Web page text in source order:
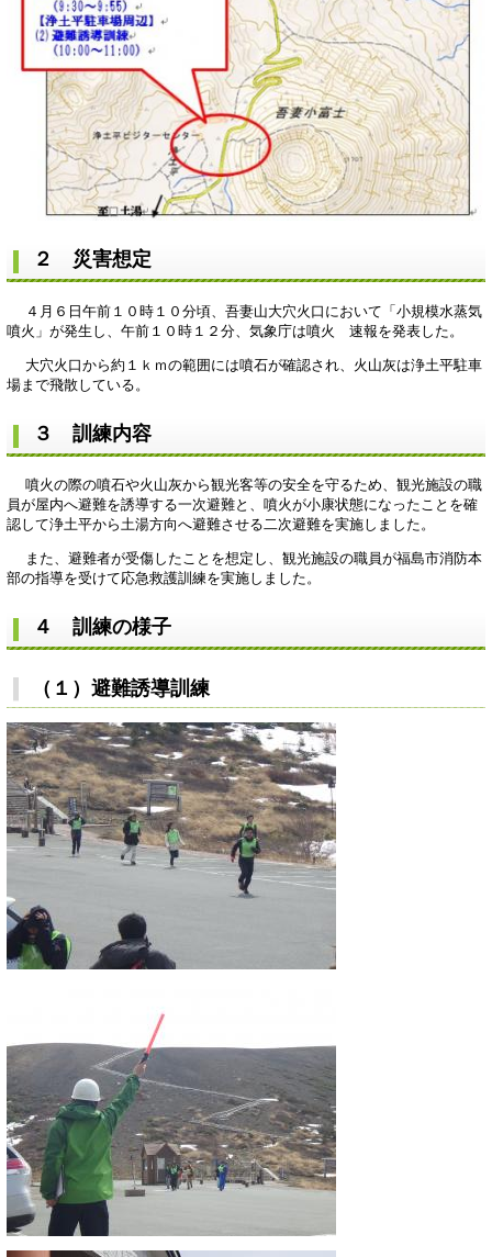
２ 災害想定
４月６日午前１０時１０分頃、吾妻山大穴火口において「小規模水蒸気
噴火」が発生し、午前１０時１２分、気象庁は噴火 速報を発表した。
大穴火口から約１ｋｍの範囲には噴石が確認され、火山灰は浄土平駐車
場まで飛散している。
３ 訓練内容
噴火の際の噴石や火山灰から観光客等の安全を守るため、観光施設の職
員が屋内へ避難を誘導する一次避難と、噴火が小康状態になったことを確
認して浄土平から土湯方向へ避難させる二次避難を実施しました。
また、避難者が受傷したことを想定し、観光施設の職員が福島市消防本
部の指導を受けて応急救護訓練を実施しました。
４ 訓練の様子
（１）避難誘導訓練